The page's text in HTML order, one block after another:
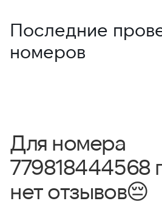
Последние
номеров
Для номера
779818444568
нет отзывов😔